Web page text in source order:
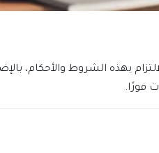
فورًا.